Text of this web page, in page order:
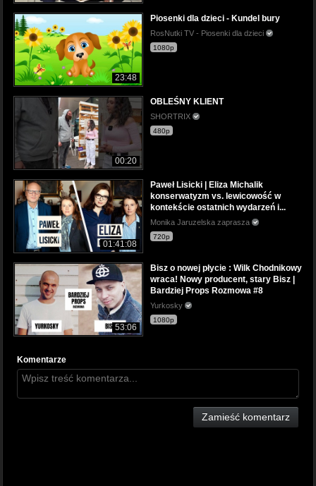
23:48
Piosenki dla dzieci - Kundel bury
RosNutki TV - Piosenki dla dzieci
1080p
00:20
OBLEŚNY KLIENT
SHORTRIX
480p
01:41:08
Paweł Lisicki | Eliza Michalik
konserwatyzm vs. lewicowość w
kontekście ostatnich wydarzeń i...
Monika Jaruzelska zaprasza
720p
53:06
Bisz o nowej płycie : Wilk Chodnikowy
wraca! Nowy producent, stary Bisz |
Bardziej Props Rozmowa #8
Yurkosky
1080p
Komentarze
Zamieść komentarz